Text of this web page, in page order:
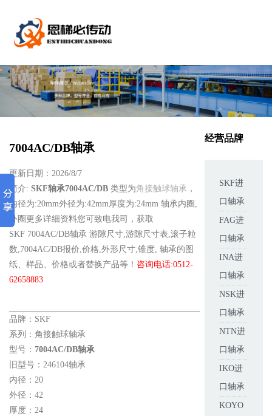
7004AC/DB轴承
更新日期：2026/8/7
简介: SKF轴承7004AC/DB 类型为角接触球轴承 ，
内径为:20mm外径为:42mm厚度为:24mm 轴承内圈,
外圈更多详细资料您可致电我司，获取
SKF 7004AC/DB轴承 游隙尺寸,游隙尺寸表,滚子粒
数,7004AC/DB报价,价格,外形尺寸,锥度, 轴承的图
纸、样品、价格或者替换产品等！ 咨询电话:0512-
62658883
品牌：SKF
系列：角接触球轴承
型号： 7004AC/DB轴承
旧型号：246104轴承
内径：20
外径：42
厚度：24
经营品牌
SKF进
口轴承
FAG进
口轴承
INA进
口轴承
NSK进
口轴承
NTN进
口轴承
IKO进
口轴承
KOYO